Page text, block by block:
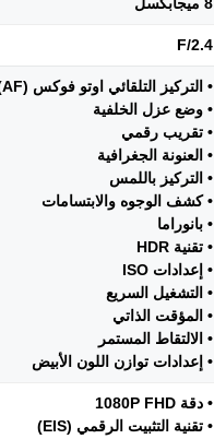
F/2.4
• التركيز التلقائي اوتو فوكس (AF)
• وضع عزل الخلفية
• تقريب رقمي
• العنونة الجغرافية
• التركيز باللمس
• كشف الوجوه والابتسامات
• بانوراما
• تقنية HDR
• إعدادات ISO
• التشغيل السريع
• المؤقت الذاتي
• الالتقاط المستمر
• إعدادات توازن اللون الأبيض
• دقة 1080P FHD
• تقنية التثبيت الرقمي (EIS)